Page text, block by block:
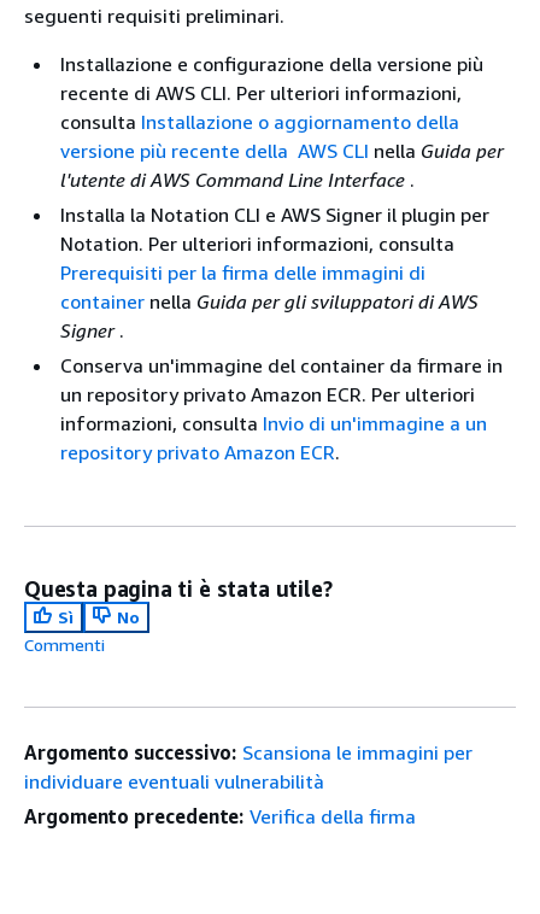
seguenti requisiti preliminari.
Installazione e configurazione della versione più
recente di AWS CLI. Per ulteriori informazioni,
consulta Installazione o aggiornamento della
versione più recente della AWS CLI nella Guida per
l'utente di AWS Command Line Interface .
Installa la Notation CLI e AWS Signer il plugin per
Notation. Per ulteriori informazioni, consulta
Prerequisiti per la firma delle immagini di
container nella Guida per gli sviluppatori di AWS
Signer .
Conserva un'immagine del container da firmare in
un repository privato Amazon ECR. Per ulteriori
informazioni, consulta Invio di un'immagine a un
repository privato Amazon ECR.
Questa pagina ti è stata utile?
Sì
No
Commenti
Argomento successivo: Scansiona le immagini per
individuare eventuali vulnerabilità
Argomento precedente: Verifica della firma